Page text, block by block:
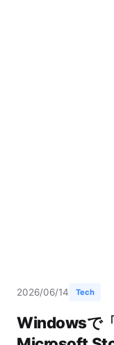
2026/06/14 Tech
Windowsで